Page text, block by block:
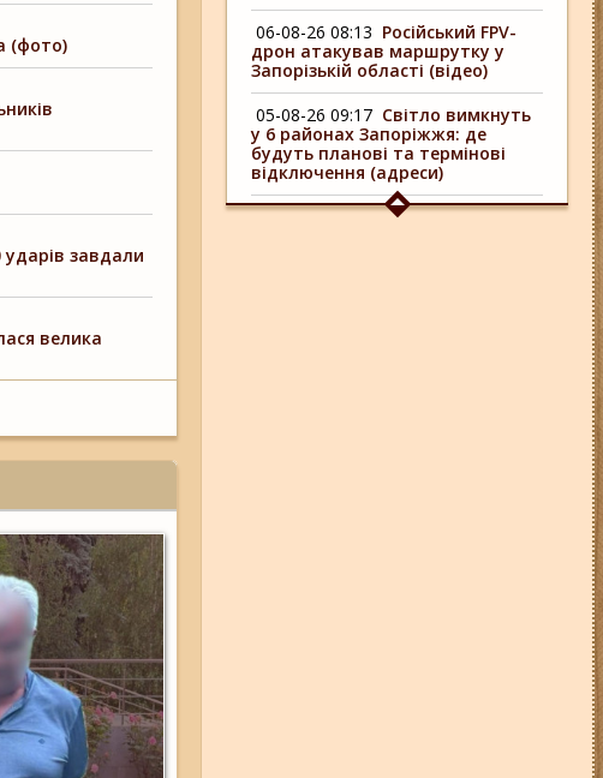
(фото)
завдали
велика
06-08-26 08:13 Російський FPV-
дрон атакував маршрутку у
Запорізькій області (відео)
05-08-26 09:17 Світло вимкнуть
у 6 районах Запоріжжя: де
будуть планові та термінові
відключення (адреси)
04-08-26 09:16 У 6 районах